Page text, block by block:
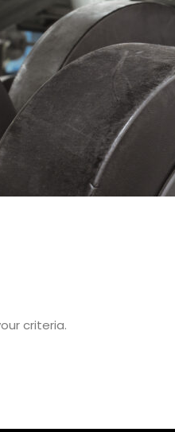
criteria.